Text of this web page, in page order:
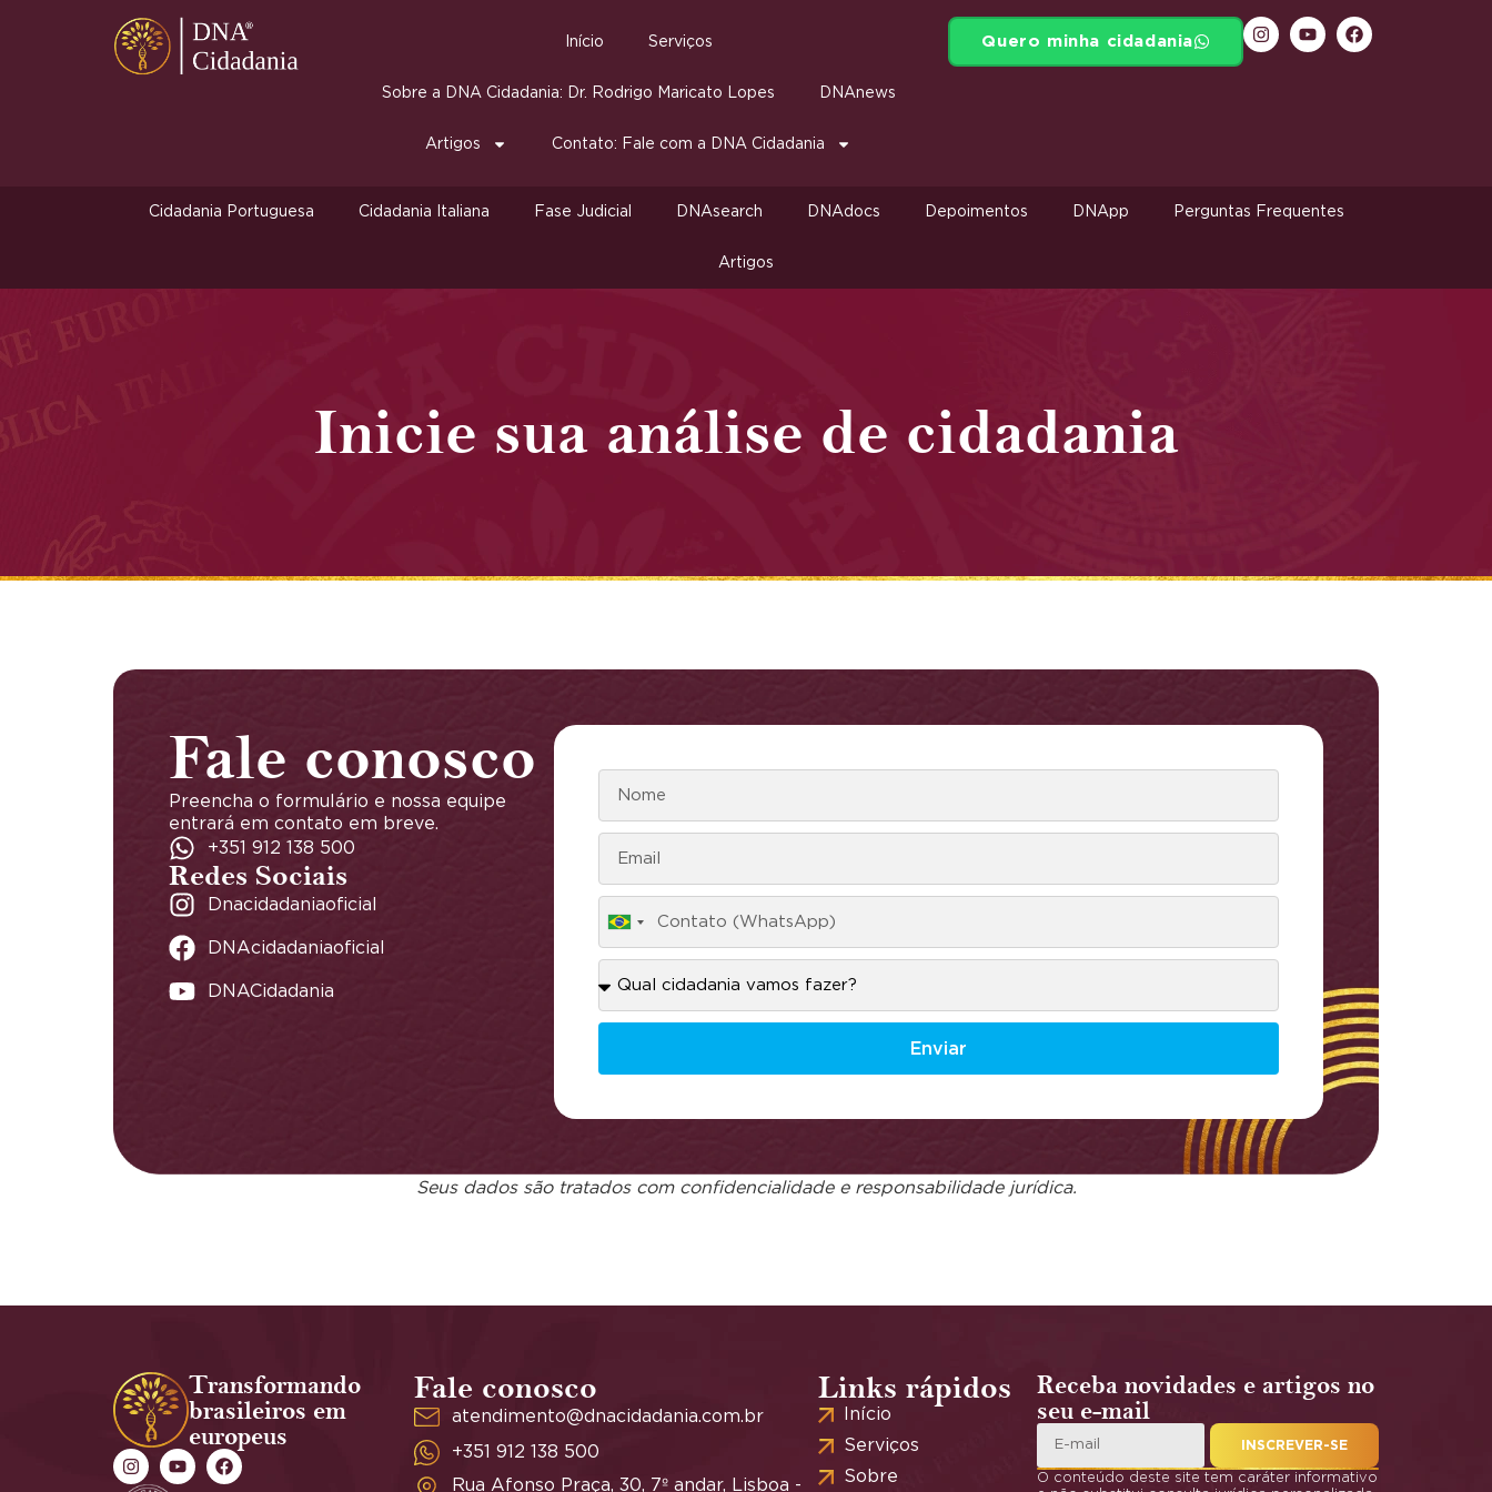
Início Serviços
Sobre a DNA Cidadania: Dr. Rodrigo Maricato Lopes DNAnews
Artigos Contato: Fale com a DNA Cidadania
Quero minha cidadania
Cidadania Portuguesa Cidadania Italiana Fase Judicial DNAsearch DNAdocs Depoimentos DNApp Perguntas Frequentes
Artigos
Inicie sua análise de cidadania
Fale conosco
Preencha o formulário e nossa equipe
entrará em contato em breve.
+351 912 138 500
Redes Sociais
Dnacidadaniaoficial
DNAcidadaniaoficial
DNACidadania
Brazil
Enviar
Seus dados são tratados com confidencialidade e responsabilidade jurídica.
Transformando
brasileiros em
europeus
Fale conosco
atendimento@dnacidadania.com.br
+351 912 138 500
Rua Afonso Praça, 30, 7º andar, Lisboa -
Links rápidos
Início
Serviços
Sobre
Receba novidades e artigos no
seu e-mail
INSCREVER-SE
O conteúdo deste site tem caráter informativo